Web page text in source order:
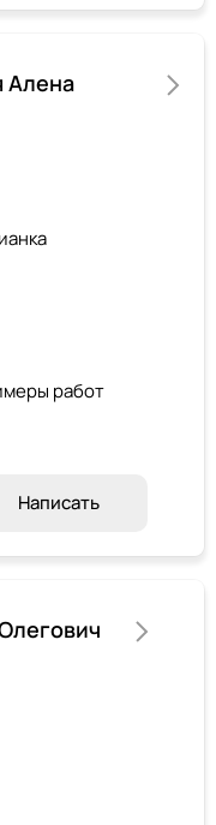
Алена
работ
Написать